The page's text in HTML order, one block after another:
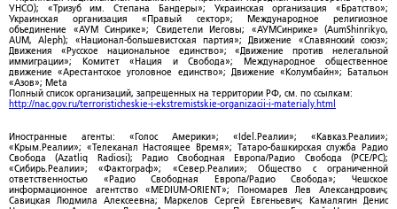
УНСО); «Тризуб им. Степана Бандеры»; Украинская организация «Братство»;
Украинская организация «Правый сектор»; Международное религиозное
объединение «АУМ Синрике»; Свидетели Иеговы; «АУМСинрике» (AumShinrikyo,
AUM, Aleph); «Национал-большевистская партия»; Движение «Славянский союз»;
Движения «Русское национальное единство»; «Движение против нелегальной
иммиграции»; Комитет «Нация и Свобода»; Международное общественное
движение «Арестантское уголовное единство»; Движение «Колумбайн»; Батальон
«Азов»; Meta
Полный список организаций, запрещенных на территории РФ, см. по ссылкам:
http://nac.gov.ru/terroristicheskie-i-ekstremistskie-organizacii-i-materialy.html
Иностранные агенты: «Голос Америки»; «Idel.Реалии»; «Кавказ.Реалии»;
«Крым.Реалии»; «Телеканал Настоящее Время»; Татаро-башкирская служба Радио
Свобода (Azatliq Radiosi); Радио Свободная Европа/Радио Свобода (PCE/PC);
«Сибирь.Реалии»; «Фактограф»; «Север.Реалии»; Общество с ограниченной
ответственностью «Радио Свободная Европа/Радио Свобода»; Чешское
информационное агентство «MEDIUM-ORIENT»; Пономарев Лев Александрович;
Савицкая Людмила Алексеевна; Маркелов Сергей Евгеньевич; Камалягин Денис